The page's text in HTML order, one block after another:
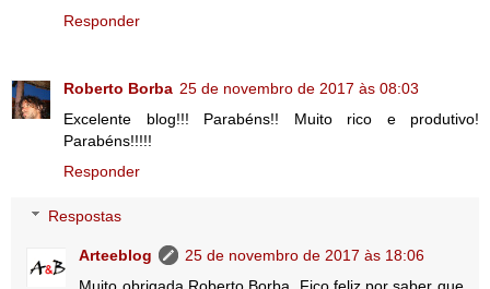
Responder
Roberto Borba 25 de novembro de 2017 às 08:03
Excelente blog!!! Parabéns!! Muito rico e produtivo!
Parabéns!!!!!
Responder
Respostas
Arteeblog
25 de novembro de 2017 às 18:06